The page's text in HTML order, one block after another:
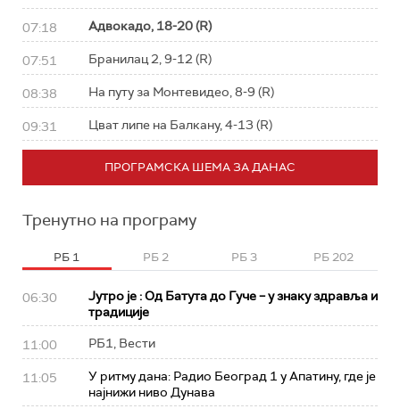
07:18 Адвокадо, 18-20 (R)
07:51 Бранилац 2, 9-12 (R)
08:38 На путу за Монтевидео, 8-9 (R)
09:31 Цват липе на Балкану, 4-13 (R)
ПРОГРАМСКА ШЕМА ЗА ДАНАС
Тренутно на програму
РБ 1 РБ 2 РБ 3 РБ 202
06:30
Јутро је : Од Батута до Гуче – у знаку здравља и
традиције
11:00 РБ1, Вести
11:05
У ритму дана: Радио Београд 1 у Апатину, где је
најнижи ниво Дунава